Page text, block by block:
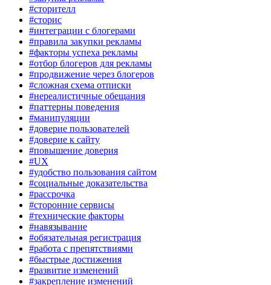
#сторителл
#сторис
#интеграции с блогерами
#правила закупки рекламы
#факторы успеха рекламы
#отбор блогеров для рекламы
#продвижение через блогеров
#сложная схема отписки
#нереалистичные обещания
#паттерны поведения
#манипуляции
#доверие пользователей
#доверие к сайту
#повышение доверия
#UX
#удобство пользования сайтом
#социальные доказательства
#рассрочка
#сторонние сервисы
#технические факторы
#навязывание
#обязательная регистрация
#работа с препятствиями
#быстрые достижения
#развитие изменений
#закрепление изменений